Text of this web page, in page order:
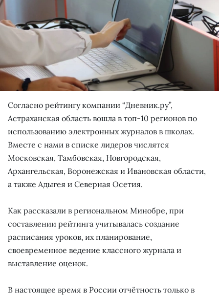
Согласно рейтингу компании “Дневник.ру”,
Астраханская область вошла в топ-10 регионов по
использованию электронных журналов в школах.
Вместе с нами в списке лидеров числятся
Московская, Тамбовская, Новгородская,
Архангельская, Воронежская и Ивановская области,
а также Адыгея и Северная Осетия.
Как рассказали в региональном Минобре, при
составлении рейтинга учитывалась создание
расписания уроков, их планирование,
своевременное ведение классного журнала и
выставление оценок.
В настоящее время в России отчётность только в